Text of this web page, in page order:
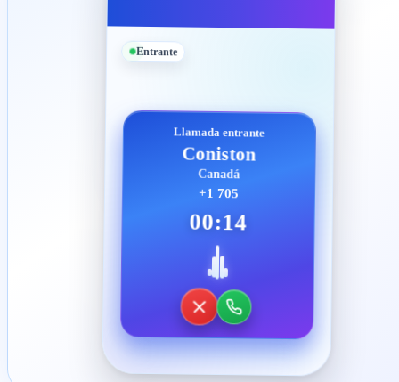
Entrante
Llamada entrante
Coniston
Canadá
+1 705
00:14